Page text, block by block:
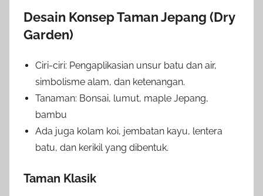
Desain Konsep Taman Jepang (Dry
Garden)
Ciri-ciri: Pengaplikasian unsur batu dan air,
simbolisme alam, dan ketenangan.
Tanaman: Bonsai, lumut, maple Jepang,
bambu
Ada juga kolam koi, jembatan kayu, lentera
batu, dan kerikil yang dibentuk.
Taman Klasik